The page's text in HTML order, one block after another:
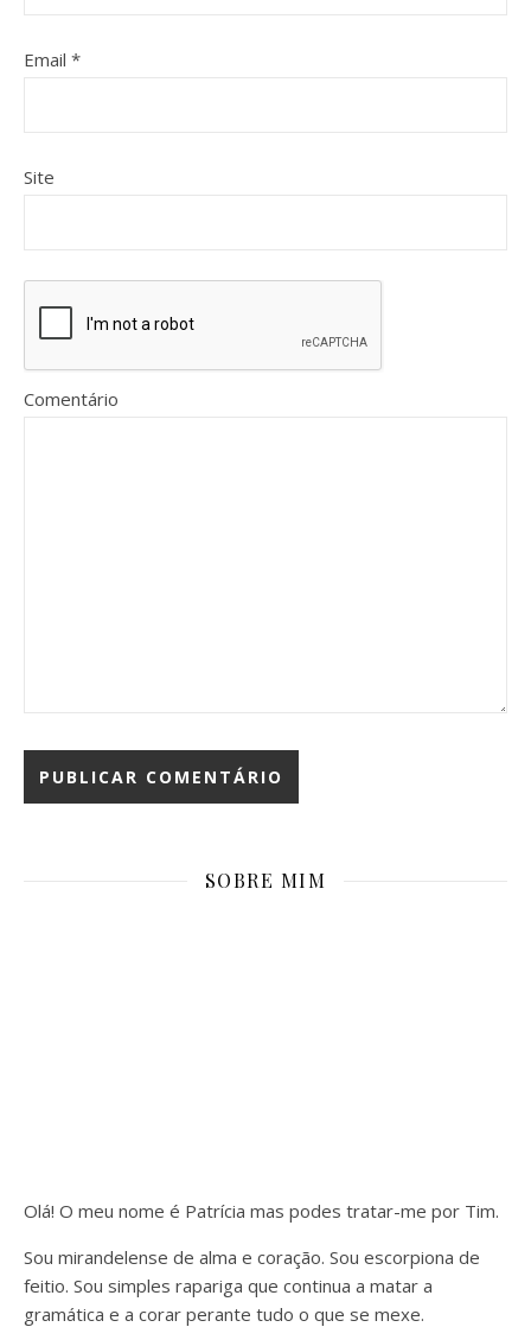
Email *
Site
Comentário
SOBRE MIM
Olá! O meu nome é Patrícia mas podes tratar-me por Tim.
Sou mirandelense de alma e coração. Sou escorpiona de
feitio. Sou simples rapariga que continua a matar a
gramática e a corar perante tudo o que se mexe.